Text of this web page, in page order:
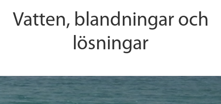
Vatten, blandningar och
lösningar